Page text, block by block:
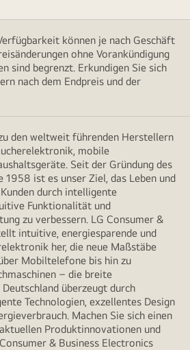
können je nach Geschäft
ohne Vorankündigung
sind begrenzt. Erkundigen Sie sich
nach dem Endpreis und der
den weltweit führenden Herstellern
mobile
Seit der Gründung des
1958 ist es unser Ziel, das Leben und
durch intelligente
Funktionalität und
zu verbessern. LG Consumer &
intuitive, energiesparende und
her, die neue Maßstäbe
Mobiltelefone bis hin zu
– die breite
überzeugt durch
Technologien, exzellentes Design
Machen Sie sich einen
Produktinnovationen und
& Business Electronics